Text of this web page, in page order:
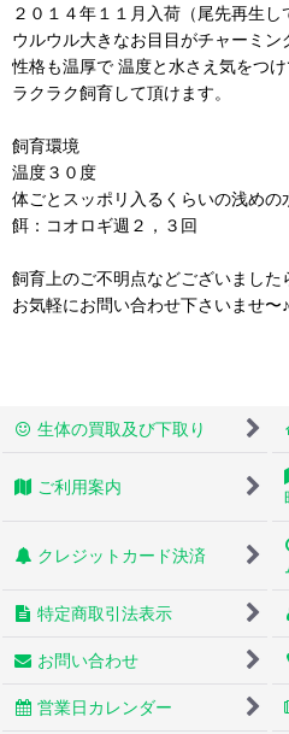
２０１４年１１月入荷（尾先再生し
ウルウル大きなお目目がチャーミン
性格も温厚で 温度と水さえ気をつ
ラクラク飼育して頂けます。
飼育環境
温度３０度
体ごとスッポリ入るくらいの浅めの
餌：コオロギ週２，３回
飼育上のご不明点などございました
お気軽にお問い合わせ下さいませ〜♪
生体の買取及び下取り
ご利用案内
クレジットカード決済
特定商取引法表示
お問い合わせ
営業日カレンダー